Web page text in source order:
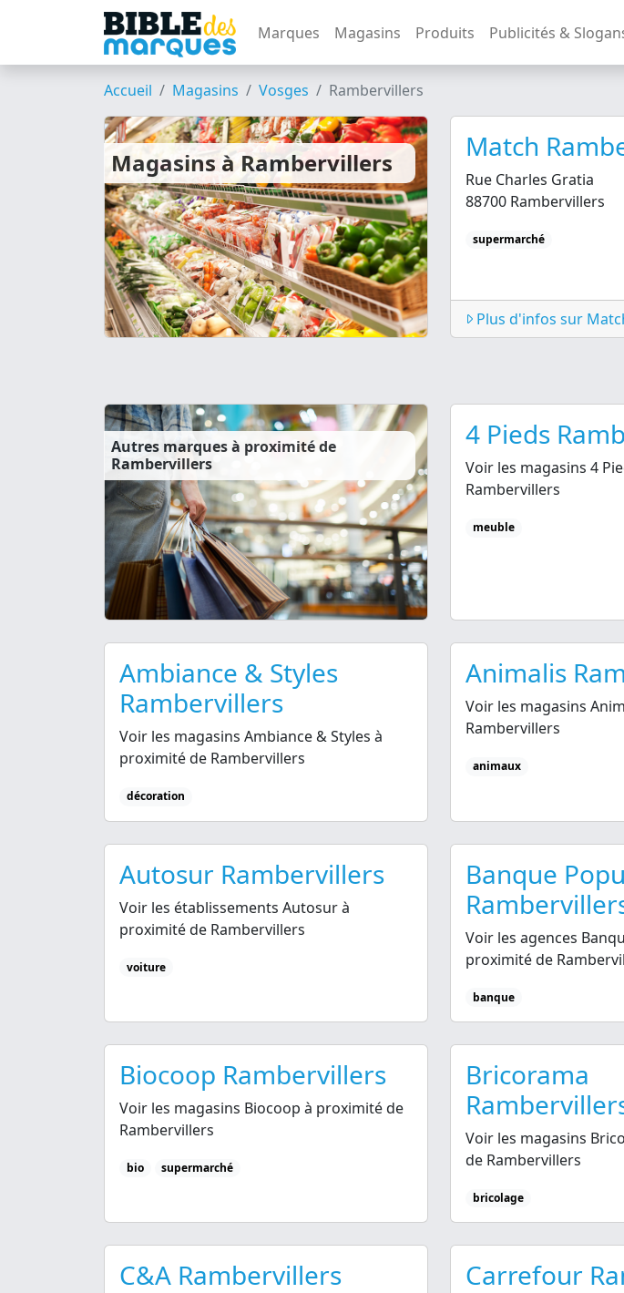
Marques Magasins Produits Publicités &
Accueil Magasins Vosges Rambervillers
Magasins à Rambervillers Match
Rue Charles Gratia
88700 Rambervillers
supermarché
Plus d'infos sur
Autres marques à proximité de
Rambervillers
4 Pieds
Voir les magasins 4
Rambervillers
meuble
Ambiance & Styles
Rambervillers
Voir les magasins Ambiance & Styles à
proximité de Rambervillers
décoration
Animalis
Voir les magasins
Rambervillers
animaux
Autosur Rambervillers
Voir les établissements Autosur à
proximité de Rambervillers
voiture
Banque
Voir les agences
proximité de
banque
Biocoop Rambervillers
Voir les magasins Biocoop à proximité de
Rambervillers
bio supermarché
Bricorama
Voir les magasins
de Rambervillers
bricolage
C&A Rambervillers Carrefour